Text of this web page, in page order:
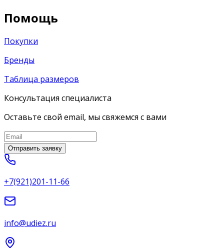
Помощь
Покупки
Бренды
Таблица размеров
Консультация специалиста
Оставьте свой email, мы свяжемся с вами
Отправить заявку
+7(921)201-11-66
info@udiez.ru